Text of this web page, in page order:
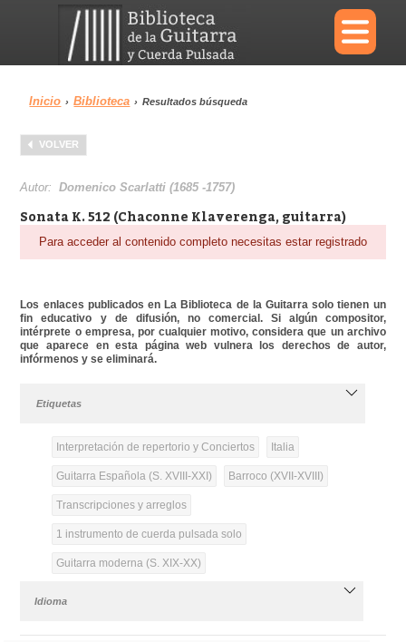
×
Menu
Biblioteca
Inicio › Biblioteca › Resultados búsqueda
VOLVER
Autor:Domenico Scarlatti (1685 -1757)
Sonata K. 512 (Chaconne Klaverenga, guitarra)
Para acceder al contenido completo necesitas estar registrado
Los enlaces publicados en La Biblioteca de la Guitarra solo tienen un
fin educativo y de difusión, no comercial. Si algún compositor,
intérprete o empresa, por cualquier motivo, considera que un archivo
que aparece en esta página web vulnera los derechos de autor,
infórmenos y se eliminará.
Etiquetas
Interpretación de repertorio y Conciertos Italia
Guitarra Española (S. XVIII-XXI) Barroco (XVII-XVIII)
Transcripciones y arreglos
1 instrumento de cuerda pulsada solo
Guitarra moderna (S. XIX-XX)
Idioma